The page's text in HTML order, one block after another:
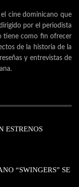
cine dominicano que
por el periodista
tiene como fin ofrecer
de la historia de la
y entrevistas de
ESTRENOS
“SWINGERS” SE